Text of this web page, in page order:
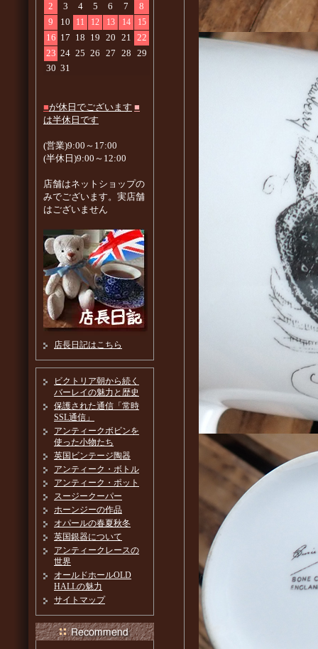
2
3 4 5 6 7
8
9
10 11 12 13 14 15
16 17 18 19 20 21 22
23 24 25 26 27 28 29
30 31
■が休日でございます ■
は半休日です
(営業)9:00～17:00
(半休日)9:00～12:00
店舗はネットショップの
みでございます。実店舗
はございません
店長日記はこちら
ビクトリア朝から続く
バーレイの魅力と歴史
保護された通信「常時
SSL通信」
アンティークボビンを
使った小物たち
英国ビンテージ陶器
アンティーク・ボトル
アンティーク・ポット
スージークーパー
ホーンジーの作品
オパールの春夏秋冬
英国銀器について
アンティークレースの
世界
オールドホールOLD
HALLの魅力
サイトマップ